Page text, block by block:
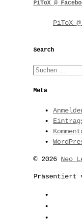
PiToX @
PiToX
Search
Suche
Meta
© 2026 Neo
Präsentiert